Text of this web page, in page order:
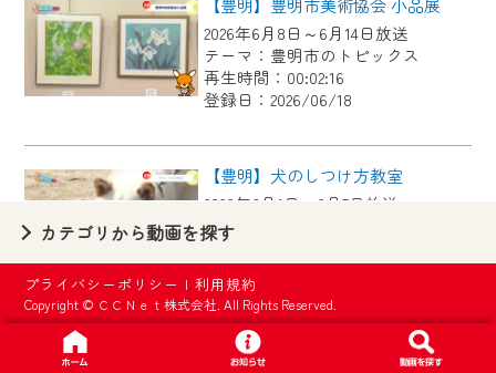
【豊明】豊明市美術協会 小品展
2026年6月8日～6月14日放送
テーマ：豊明市のトピックス
再生時間：00:02:16
登録日：2026/06/18
【豊明】犬のしつけ方教室
2026年6月1日～6月7日放送
テーマ：豊明市のトピックス
再生時間：00:02:46
登録日：2026/06/04
【豊明】桶狭間古戦場まつりキャラバン隊来局
2026年6月1日～6月7日放送
カテゴリから動画を探す
プライバシーポリシー |利用規約
Copyright © ＣＣＮｅｔ株式会社. All Rights Reserved.
一部コンテンツを除き、
CCNetサービスへの加入と『CCNetマイ
ページ※』へのログインが必要となりま
す。
いたします。
要となります。
※MyIDとは、CCNet Web TVを含むCCNetの
各種サービスをご利用頂くためのIDです。
IDはお客様が使っているメールアドレス
で設定できます。